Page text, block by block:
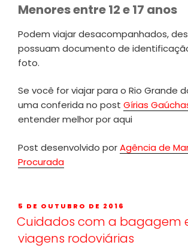
Menores entre 12 e 17 anos
Podem viajar desacompanhados,
possuam documento de
foto.
Se você for viajar para o Rio Grande
uma conferida no post Gírias
entender melhor por aqui
Post desenvolvido porAgência de
Procurada
5 DE OUTUBRO DE 2016
Cuidados com a bagagem
viagens rodoviárias